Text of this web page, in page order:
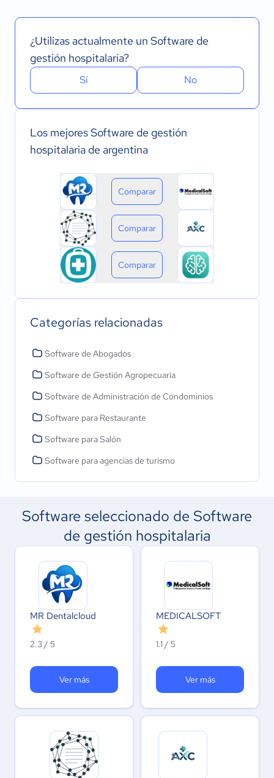
¿Utilizas actualmente un Software de
gestión hospitalaria?
Sí No
Los mejores Software de gestión
hospitalaria de argentina
Comparar
Comparar
Comparar
Categorías relacionadas
Software de Abogados
Software de Gestión Agropecuaria
Software de Administración de Condominios
Software para Restaurante
Software para Salón
Software para agencias de turismo
Software seleccionado de Software
de gestión hospitalaria
MR Dentalcloud
2.3 / 5
Ver más
MEDICALSOFT
1.1 / 5
Ver más